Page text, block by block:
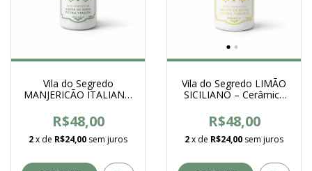
Vila do Segredo
MANJERICÃO ITALIANO
R$48,00
2x de R$24,00 sem juros
Vila do Segredo LIMÃO
SICILIANO – Cerâmica
R$48,00
2x de R$24,00 sem juros